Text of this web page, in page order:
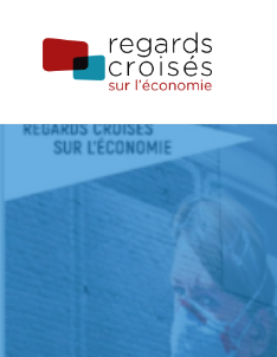
PUBLICATIONS